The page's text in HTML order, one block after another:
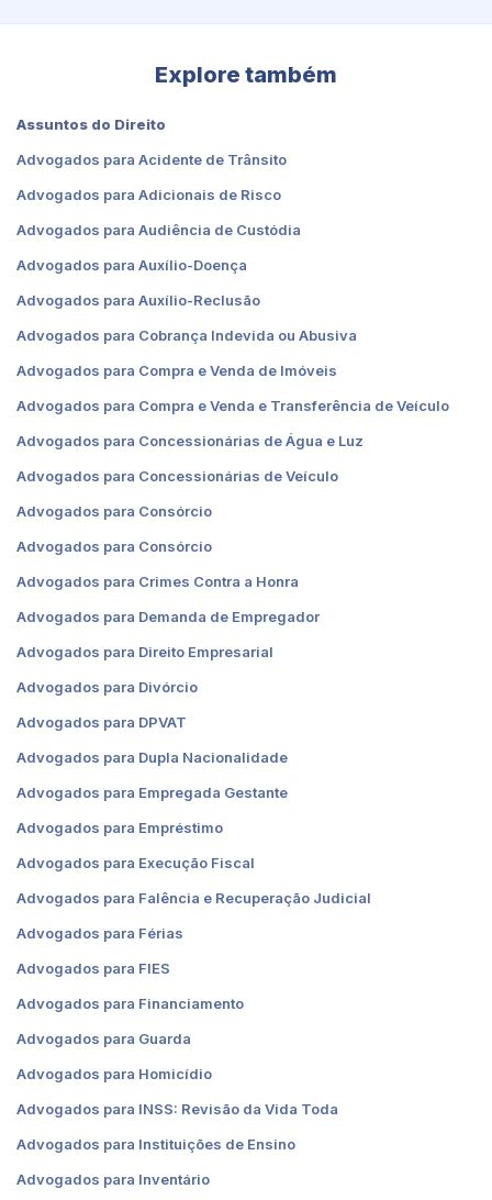
Explore também
Assuntos do Direito
Advogados para Acidente de Trânsito
Advogados para Adicionais de Risco
Advogados para Audiência de Custódia
Advogados para Auxílio-Doença
Advogados para Auxílio-Reclusão
Advogados para Cobrança Indevida ou Abusiva
Advogados para Compra e Venda de Imóveis
Advogados para Compra e Venda e Transferência de Veículo
Advogados para Concessionárias de Água e Luz
Advogados para Concessionárias de Veículo
Advogados para Consórcio
Advogados para Consórcio
Advogados para Crimes Contra a Honra
Advogados para Demanda de Empregador
Advogados para Direito Empresarial
Advogados para Divórcio
Advogados para DPVAT
Advogados para Dupla Nacionalidade
Advogados para Empregada Gestante
Advogados para Empréstimo
Advogados para Execução Fiscal
Advogados para Falência e Recuperação Judicial
Advogados para Férias
Advogados para FIES
Advogados para Financiamento
Advogados para Guarda
Advogados para Homicídio
Advogados para INSS: Revisão da Vida Toda
Advogados para Instituições de Ensino
Advogados para Inventário